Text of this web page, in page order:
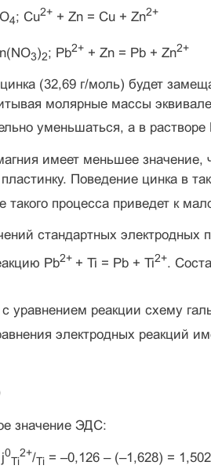
4; Cu2++ Zn = Cu + Zn2+
3)2; Pb2++ Zn = Pb + Zn2+
(32,69 г/моль) будет
молярные массы
уменьшаться, а в растворе
имеет меньшее значение,
Поведение цинка в
такого процесса приведет к
стандартных электродных
Pb2+ + Ti = Pb + Ti2+.
с уравнением реакции схему
электродных реакций
значение ЭДС:
0
Ti
2+/Ti= –0,126 – (–1,628) =